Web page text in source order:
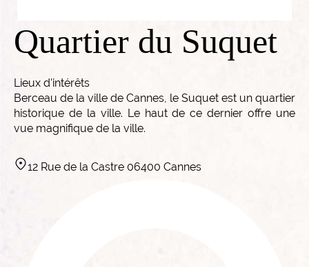
Quartier du Suquet
Lieux d'intérêts
Berceau de la ville de Cannes, le Suquet est un quartier
historique de la ville. Le haut de ce dernier offre une
vue magnifique de la ville.
12 Rue de la Castre 06400 Cannes